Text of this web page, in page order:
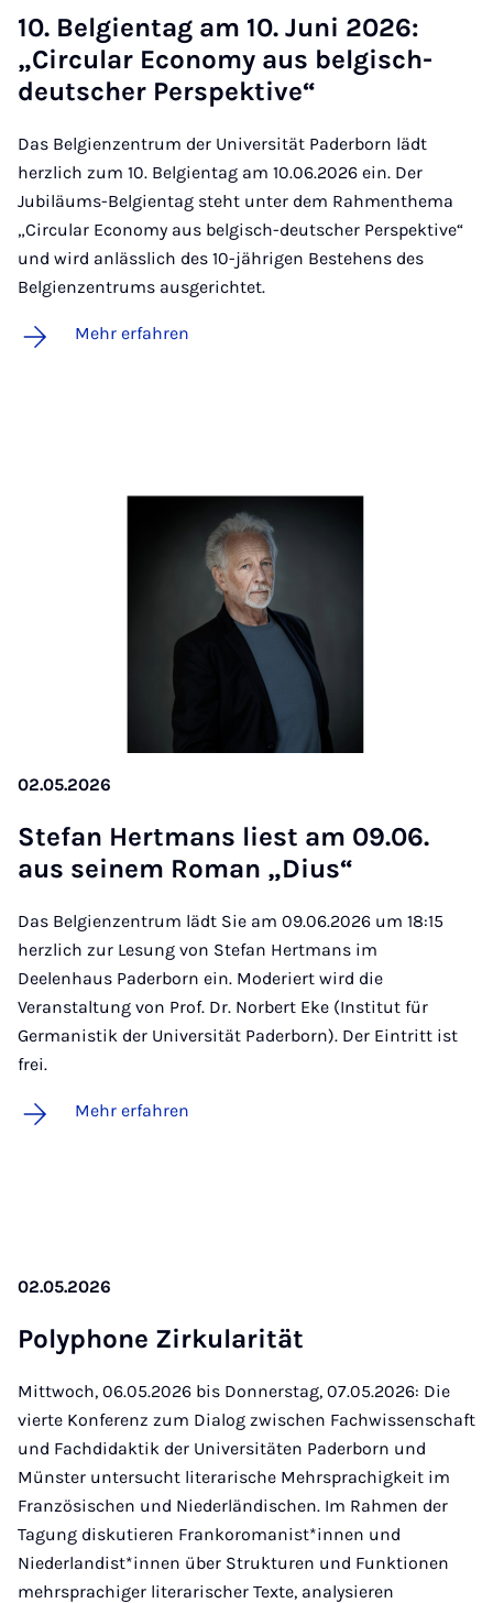
10. Bel­gi­en­tag am 10. Ju­ni 2026:
„Cir­cu­lar Eco­no­my aus bel­gisch-
deut­scher Per­spek­ti­ve“
Das Belgienzentrum der Universität Paderborn lädt
herzlich zum 10. Belgientag am 10.06.2026 ein. Der
Jubiläums-Belgientag steht unter dem Rahmenthema
„Circular Economy aus belgisch-deutscher Perspektive“
und wird anlässlich des 10-jährigen Bestehens des
Belgienzentrums ausgerichtet.
Mehr erfahren
02.05.2026
Ste­fan Hert­mans liest am 09.06.
aus sei­nem Ro­man „Di­us“
Das Belgienzentrum lädt Sie am 09.06.2026 um 18:15
herzlich zur Lesung von Stefan Hertmans im
Deelenhaus Paderborn ein. Moderiert wird die
Veranstaltung von Prof. Dr. Norbert Eke (Institut für
Germanistik der Universität Paderborn). Der Eintritt ist
frei.
Mehr erfahren
02.05.2026
Po­ly­pho­ne Zir­ku­la­ri­tät
Mittwoch, 06.05.2026 bis Donnerstag, 07.05.2026: Die
vierte Konferenz zum Dialog zwischen Fachwissenschaft
und Fachdidaktik der Universitäten Paderborn und
Münster untersucht literarische Mehrsprachigkeit im
Französischen und Niederländischen. Im Rahmen der
Tagung diskutieren Frankoromanist*innen und
Niederlandist*innen über Strukturen und Funktionen
mehrsprachiger literarischer Texte, analysieren